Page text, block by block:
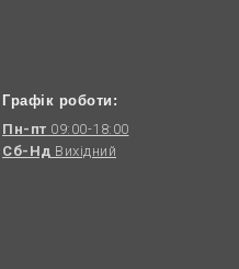
Графік роботи:
Пн-пт 09:00-18:00
Сб-Нд Вихідний